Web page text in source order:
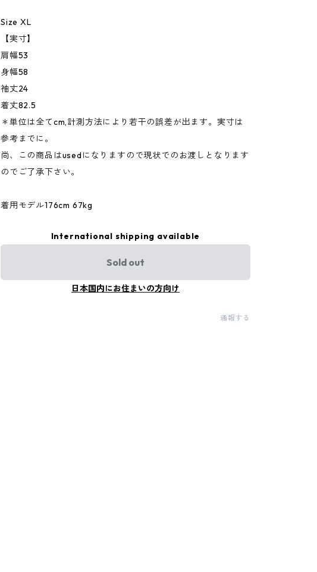
Size XL
【実寸】
肩幅53
身幅58
袖丈24
着丈82.5
＊単位は全てcm,計測方法により若干の誤差が出ます。実寸は
参考までに。
尚、この商品はusedになりますので現状でのお渡しとなります
のでご了承下さい。
着用モデル176cm 67kg
International shipping available
Sold out
日本国内にお住まいの方向け
通報する